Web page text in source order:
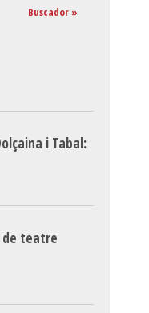
Buscador »
i Tabal:
de teatre